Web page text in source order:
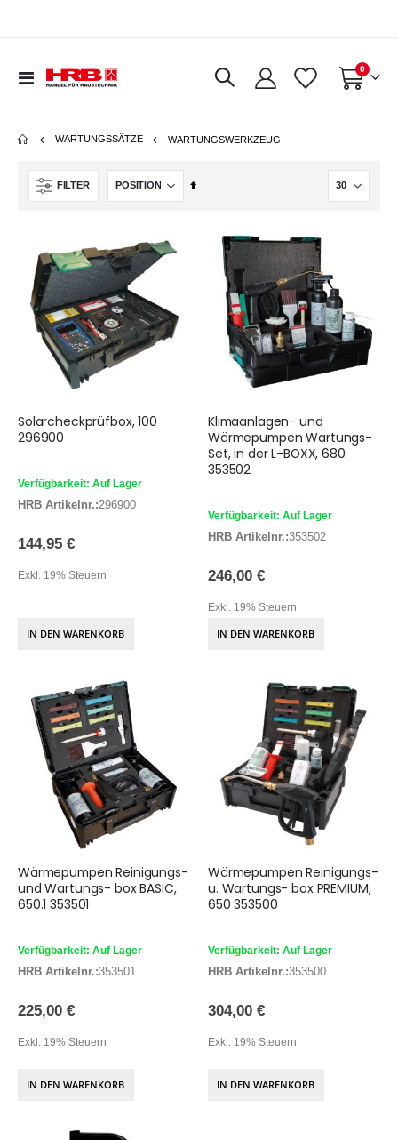
Navigation
Warenkorb
0Artikel
WARTUNGSSÄTZE WARTUNGSWERKZEUG
FILTER
In
Solarcheckprüfbox, 100
296900
Verfügbarkeit: Auf Lager
HRB Artikelnr.:296900
144,95 €
Exkl. 19% Steuern
IN DEN WARENKORB
Klimaanlagen- und
Wärmepumpen Wartungs-
Set, in der L-BOXX, 680
353502
Verfügbarkeit: Auf Lager
HRB Artikelnr.:353502
246,00 €
Exkl. 19% Steuern
IN DEN WARENKORB
Wärmepumpen Reinigungs-
und Wartungs- box BASIC,
650.1 353501
Verfügbarkeit: Auf Lager
HRB Artikelnr.:353501
225,00 €
Exkl. 19% Steuern
IN DEN WARENKORB
Wärmepumpen Reinigungs-
u. Wartungs- box PREMIUM,
650 353500
Verfügbarkeit: Auf Lager
HRB Artikelnr.:353500
304,00 €
Exkl. 19% Steuern
IN DEN WARENKORB